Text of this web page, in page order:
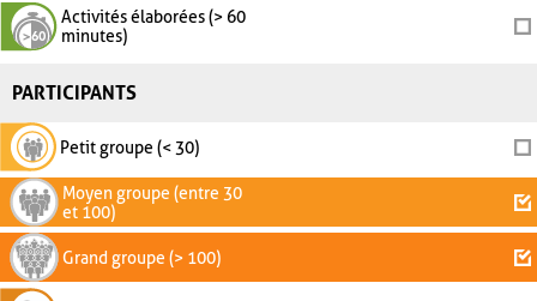
Activités élaborées (> 60
minutes)
PARTICIPANTS
Petit groupe (< 30)
Moyen groupe (entre 30
et 100)
Grand groupe (> 100)